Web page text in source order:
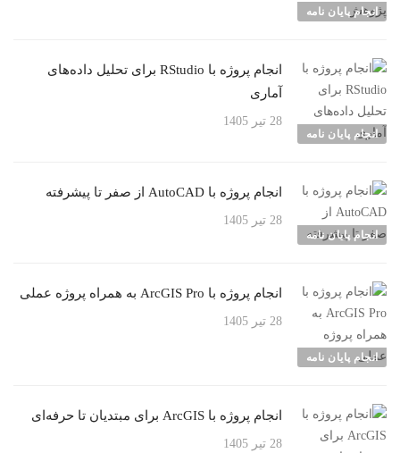
انجام پایان نامه
انجام پایان نامه
انجام پروژه با RStudio برای تحلیل داده‌های
آماری
28 تیر 1405
انجام پایان نامه
انجام پروژه با AutoCAD از صفر تا پیشرفته
28 تیر 1405
انجام پایان نامه
انجام پروژه با ArcGIS Pro به همراه پروژه عملی
28 تیر 1405
انجام پروژه با ArcGIS برای مبتدیان تا حرفه‌ای
28 تیر 1405